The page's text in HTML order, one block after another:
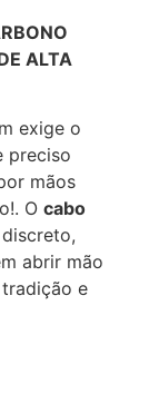
ALTA
exige o
preciso
mãos
O cabo
abrir mão
e